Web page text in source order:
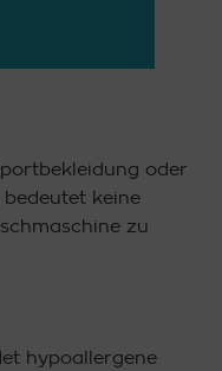
oder
keine
zu
hypoallergene